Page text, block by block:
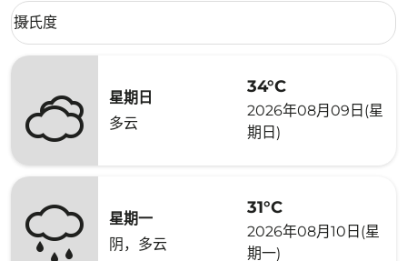
Weather unit option 摄氏度 Selected
摄氏度
keyboard_arrow_down
星期日
多云
34°C
2026年08月09日(星
期日)
星期一
阴，多云
31°C
2026年08月10日(星
期一)